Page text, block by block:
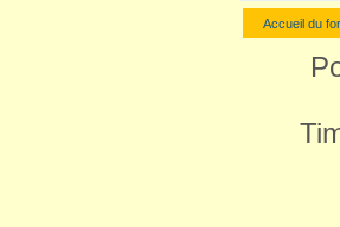
Accueil du